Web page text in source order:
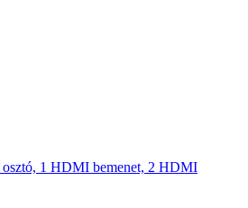
1 HDMI bemenet, 2 HDMI